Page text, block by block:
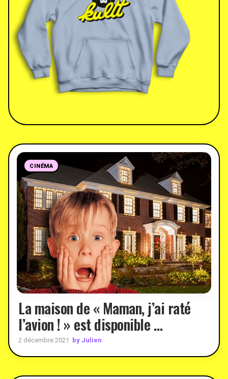
CINÉMA
La maison de « Maman, j’ai raté
l’avion ! » est disponible …
2 décembre 2021 by Julien